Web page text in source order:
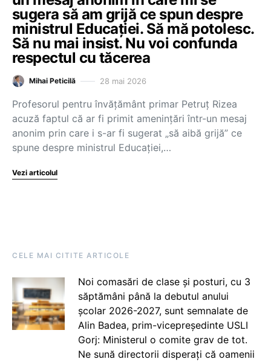
sugera să am grijă ce spun despre
ministrul Educației. Să mă potolesc.
Să nu mai insist. Nu voi confunda
respectul cu tăcerea
Mihai Peticilă 28 mai 2026
Profesorul pentru învățământ primar Petruț Rizea
acuză faptul că ar fi primit amenințări într-un mesaj
anonim prin care i s-ar fi sugerat „să aibă grijă” ce
spune despre ministrul Educației,…
Vezi articolul
CELE MAI CITITE ARTICOLE
Noi comasări de clase și posturi, cu 3
săptămâni până la debutul anului
școlar 2026-2027, sunt semnalate de
Alin Badea, prim-vicepreședinte USLI
Gorj: Ministerul o comite grav de tot.
Ne sună directorii disperați că oamenii